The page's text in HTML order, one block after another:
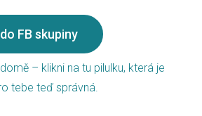
FB skupiny
– klikni na tu pilulku, která je
tebe teď správná.